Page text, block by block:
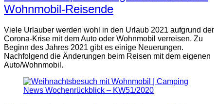
Wohnmobil-Reisende
Viele Urlauber werden wohl in den Urlaub 2021 aufgrund der
Corona-Krise mit dem Auto oder Wohnmobil verreisen. Zu
Beginn des Jahres 2021 gibt es einige Neuerungen.
Nachfolgend die Änderungen beim Reisen mit dem eigenen
Auto/Wohnmobil.